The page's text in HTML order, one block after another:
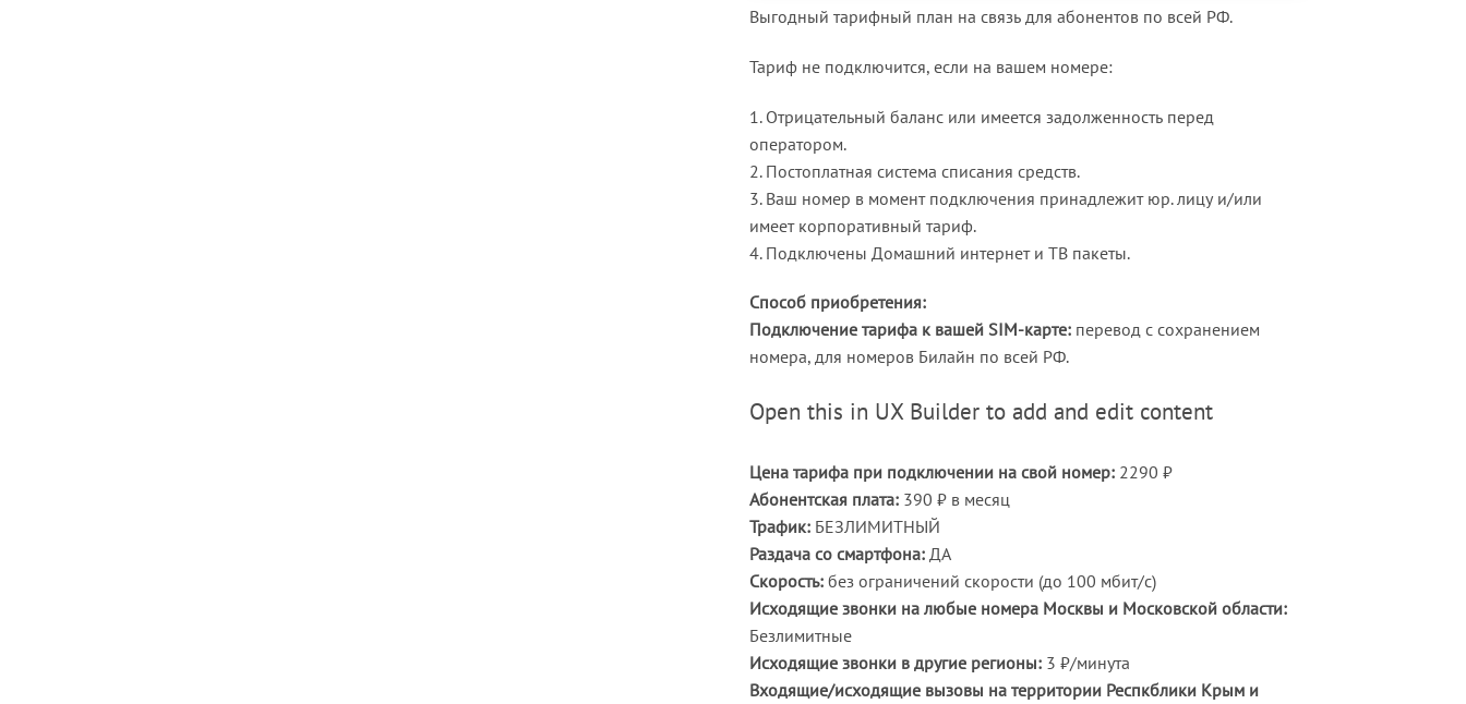
Выгодный тарифный план на связь для абонентов по всей РФ.
Тариф не подключится, если на вашем номере:
1. Отрицательный баланс или имеется задолженность перед
оператором.
2. Постоплатная система списания средств.
3. Ваш номер в момент подключения принадлежит юр. лицу и/или
имеет корпоративный тариф.
4. Подключены Домашний интернет и ТВ пакеты.
Способ приобретения:
Подключение тарифа к вашей SIM-карте: перевод с сохранением
номера, для номеров Билайн по всей РФ.
Open this in UX Builder to add and edit content
Цена тарифа при подключении на свой номер: 2290 ₽
Абонентская плата: 390 ₽ в месяц
Трафик: БЕЗЛИМИТНЫЙ
Раздача со смартфона: ДА
Скорость: без ограничений скорости (до 100 мбит/с)
Исходящие звонки на любые номера Москвы и Московской области:
Безлимитные
Исходящие звонки в другие регионы: 3 ₽/минута
Входящие/исходящие вызовы на территории Респкблики Крым и